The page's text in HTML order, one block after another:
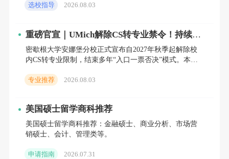
国留学，欢迎咨询
美国出国留学申请指南>>
您的位置：首页 >美国 >研究生留学
逻辑。针
选校指导 2026.08.03
重磅官宣｜UMich解除CS转专业禁令！持续3
年的“Gatekeeping”红利，彻底关闭
密歇根大学安娜堡分校正式宣布自2027年秋季起解除校
内CS转专业限制，结束多年“入口一票否决”模式。本文
家庭的
专业推荐 2026.08.03
美国硕士留学商科推荐
美国硕士留学商科推荐：金融硕士、商业分析、市场营
销硕士、会计、管理类等。
申请指南 2026.07.31